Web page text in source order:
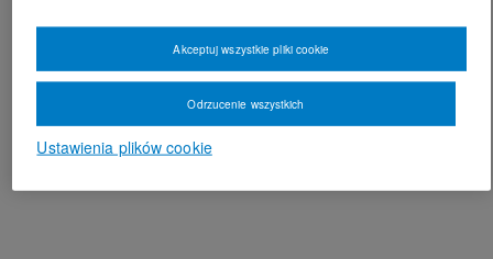
Ustawienia plików cookie
Odrzucenie wszystkich
Akceptuj wszystkie pliki cookie